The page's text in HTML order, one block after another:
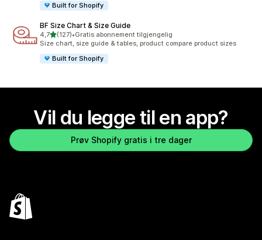
Built for Shopify
BF Size Chart & Size Guide
4,7av 5 stjerner
(127)
Totalt 127 omtaler
•Gratis abonnement tilgjengelig
Size chart, size guide & tables, product compare product sizes
Built for Shopify
Vil du legge til en app?
Prøv Shopify gratis i tre dager